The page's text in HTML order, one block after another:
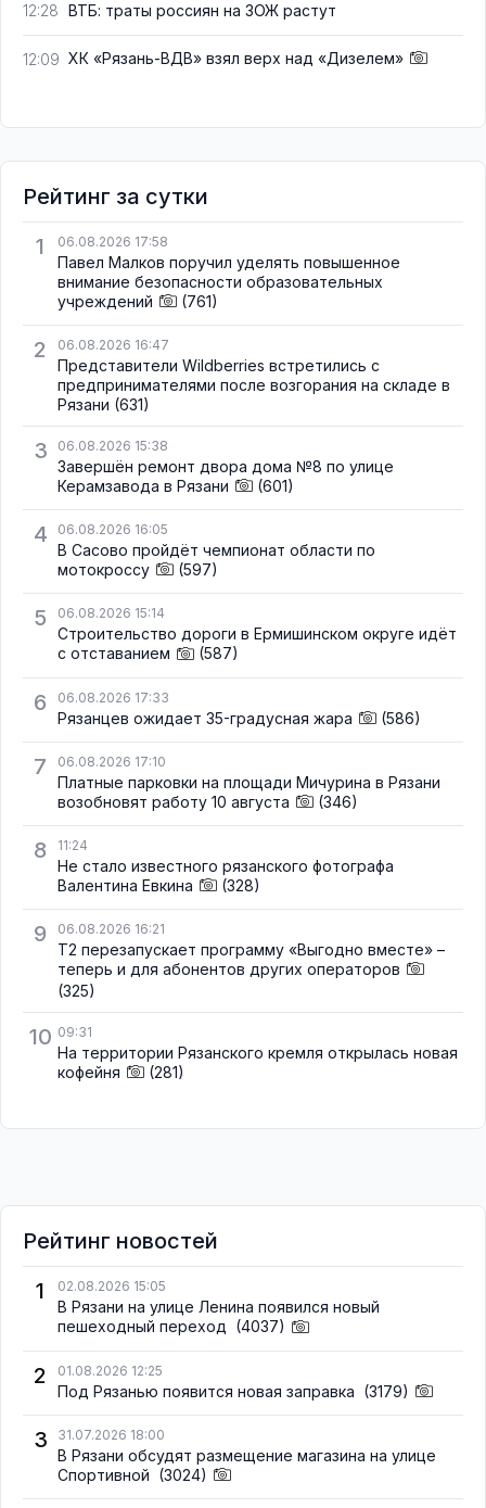
12:28 ВТБ: траты россиян на ЗОЖ растут
12:09 ХК «Рязань-ВДВ» взял верх над «Дизелем»
Рейтинг за сутки
1
06.08.2026 17:58
Павел Малков поручил уделять повышенное
внимание безопасности образовательных
учреждений
(761)
2 06.08.2026 16:47
Представители Wildberries встретились с
предпринимателями после возгорания на складе в
Рязани (631)
3 06.08.2026 15:38
Завершён ремонт двора дома №8 по улице
Керамзавода в Рязани
(601)
4 06.08.2026 16:05
В Сасово пройдёт чемпионат области по
мотокроссу
(597)
5 06.08.2026 15:14
Строительство дороги в Ермишинском округе идёт
с отставанием
(587)
6 06.08.2026 17:33
Рязанцев ожидает 35-градусная жара (586)
7 06.08.2026 17:10
Платные парковки на площади Мичурина в Рязани
возобновят работу 10 августа
(346)
8 11:24
Не стало известного рязанского фотографа
Валентина Евкина
(328)
9 06.08.2026 16:21
Т2 перезапускает программу «Выгодно вместе» –
теперь и для абонентов других операторов
(325)
10 09:31
На территории Рязанского кремля открылась новая
кофейня
(281)
Рейтинг новостей
1
02.08.2026 15:05
В Рязани на улице Ленина появился новый
пешеходный переход (4037)
2 01.08.2026 12:25
Под Рязанью появится новая заправка (3179)
3 31.07.2026 18:00
В Рязани обсудят размещение магазина на улице
Спортивной (3024)